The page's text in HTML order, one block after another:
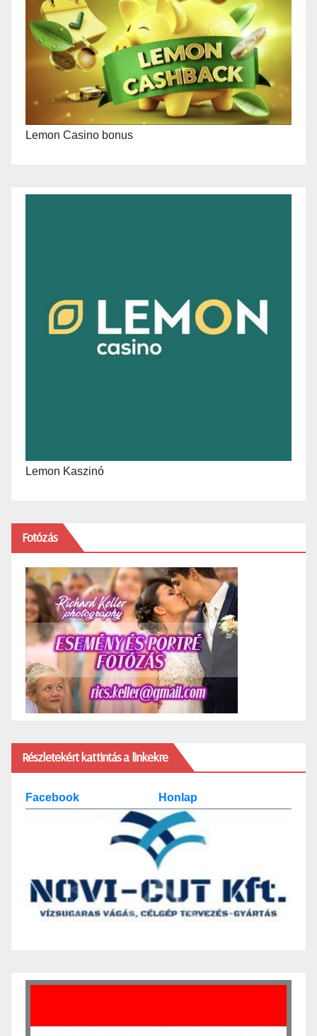
Lemon Casino bonus
Lemon Kaszinó
Fotózás
Részletekért kattintás a linkekre
Facebook Honlap